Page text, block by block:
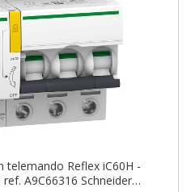
Reflex iC60H -
A9C66316 Schneider